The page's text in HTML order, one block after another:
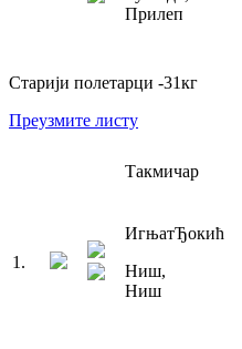
Прилеп
Старији полетарци -31кг
Преузмите листу
Такмичар
1 .
ИгњатЂокић
Ниш,
Ниш